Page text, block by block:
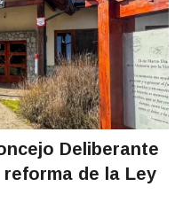
Deliberante
de la Ley